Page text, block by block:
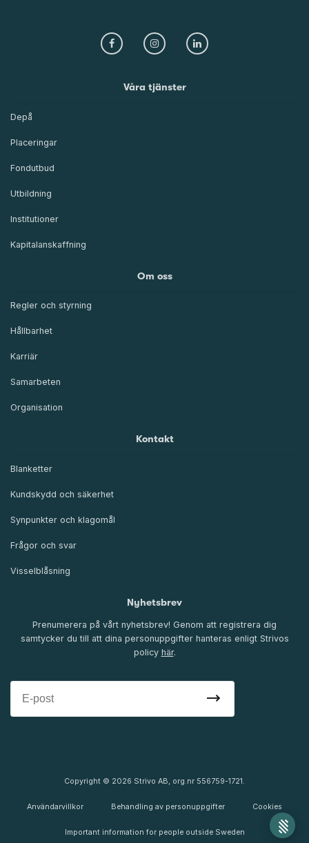
Våra tjänster
Depå
Placeringar
Fondutbud
Utbildning
Institutioner
Kapitalanskaffning
Om oss
Regler och styrning
Hållbarhet
Karriär
Samarbeten
Organisation
Kontakt
Blanketter
Kundskydd och säkerhet
Synpunkter och klagomål
Frågor och svar
Visselblåsning
Nyhetsbrev
Prenumerera på vårt nyhetsbrev! Genom att registrera dig
samtycker du till att dina personuppgifter hanteras enligt Strivos
policy här.
Copyright © 2026 Strivo AB, org.nr 556759-1721.
Användarvillkor Behandling av personuppgifter Cookies
Important information for people outside Sweden